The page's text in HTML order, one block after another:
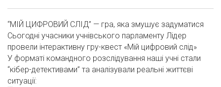
“МІЙ ЦИФРОВИЙ СЛІД” — гра, яка змушує задуматися
Сьогодні учасники учнівського парламенту Лідер
провели інтерактивну гру-квест «Мій цифровий слід»
У форматі командного розслідування наші учні стали
“кібер-детективами” та аналізували реальні життєві
ситуації: